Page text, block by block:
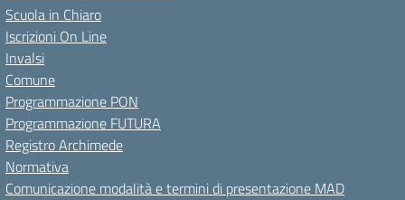
Scuola in Chiaro
Iscrizioni On Line
Invalsi
Comune
Programmazione PON
Programmazione FUTURA
Registro Archimede
Normativa
Comunicazione modalità e termini di presentazione MAD